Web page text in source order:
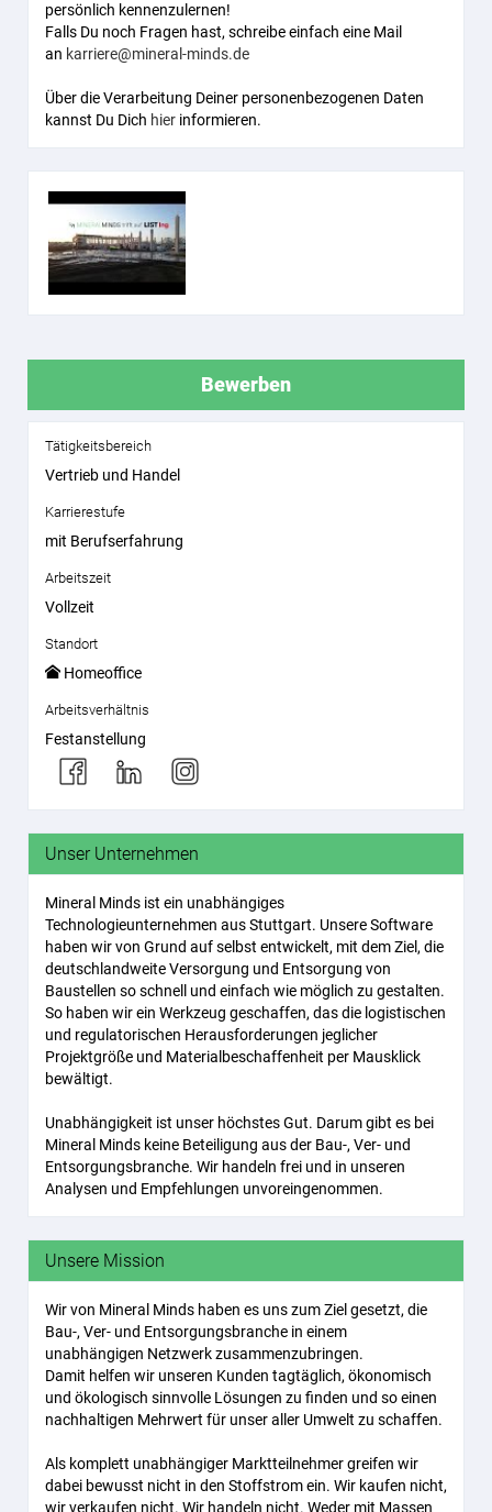
persönlich kennenzulernen!
Falls Du noch Fragen hast, schreibe einfach eine Mail
an karriere@mineral-minds.de
Über die Verarbeitung Deiner personenbezogenen Daten
kannst Du Dich hier informieren.
Bewerben
Tätigkeitsbereich
Vertrieb und Handel
Karrierestufe
mit Berufserfahrung
Arbeitszeit
Vollzeit
Standort
Homeoffice
Arbeitsverhältnis
Festanstellung
Unser Unternehmen
Mineral Minds ist ein unabhängiges
Technologieunternehmen aus Stuttgart. Unsere Software
haben wir von Grund auf selbst entwickelt, mit dem Ziel, die
deutschlandweite Versorgung und Entsorgung von
Baustellen so schnell und einfach wie möglich zu gestalten.
So haben wir ein Werkzeug geschaffen, das die logistischen
und regulatorischen Herausforderungen jeglicher
Projektgröße und Materialbeschaffenheit per Mausklick
bewältigt.
Unabhängigkeit ist unser höchstes Gut. Darum gibt es bei
Mineral Minds keine Beteiligung aus der Bau-, Ver- und
Entsorgungsbranche. Wir handeln frei und in unseren
Analysen und Empfehlungen unvoreingenommen.
Unsere Mission
Wir von Mineral Minds haben es uns zum Ziel gesetzt, die
Bau-, Ver- und Entsorgungsbranche in einem
unabhängigen Netzwerk zusammenzubringen.
Damit helfen wir unseren Kunden tagtäglich, ökonomisch
und ökologisch sinnvolle Lösungen zu finden und so einen
nachhaltigen Mehrwert für unser aller Umwelt zu schaffen.
Als komplett unabhängiger Marktteilnehmer greifen wir
dabei bewusst nicht in den Stoffstrom ein. Wir kaufen nicht,
wir verkaufen nicht. Wir handeln nicht. Weder mit Massen